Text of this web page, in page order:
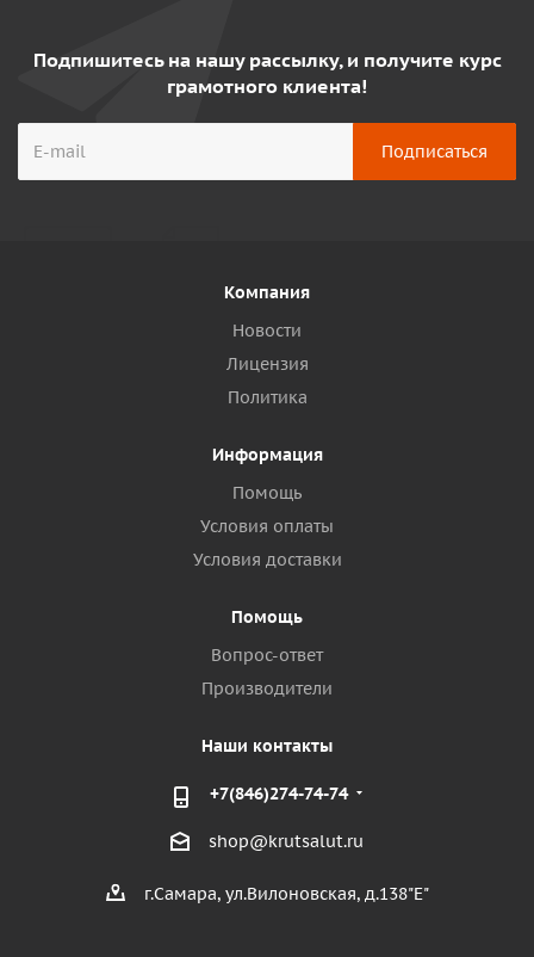
Подпишитесь на нашу рассылку, и получите курс
грамотного клиента!
Компания
Новости
Лицензия
Политика
Информация
Помощь
Условия оплаты
Условия доставки
Помощь
Вопрос-ответ
Производители
Наши контакты
+7(846)274-74-74
shop@krutsalut.ru
г.Самара, ул.Вилоновская, д.138"Е"